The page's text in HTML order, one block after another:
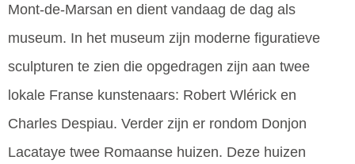
Mont-de-Marsan en dient vandaag de dag als
museum. In het museum zijn moderne figuratieve
sculpturen te zien die opgedragen zijn aan twee
lokale Franse kunstenaars: Robert Wlérick en
Charles Despiau. Verder zijn er rondom Donjon
Lacataye twee Romaanse huizen. Deze huizen